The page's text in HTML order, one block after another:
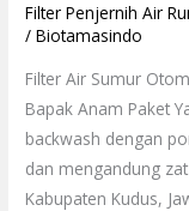
Filter Penjernih Air
/Biotamasindo
Filter Air Sumur
Bapak Anam Paket
backwash dengan
dan mengandung
Kabupaten Kudus,